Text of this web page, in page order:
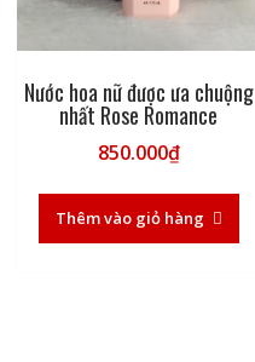
Nước hoa nữ được ưa chuộng
nhất Rose Romance
850.000₫
Thêm vào giỏ hàng